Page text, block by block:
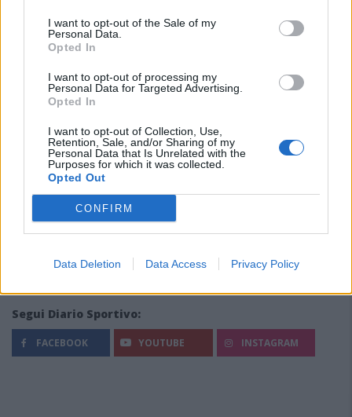
I want to opt-out of the Sale of my
Personal Data.
Opted In
I want to opt-out of processing my
Personal Data for Targeted Advertising.
Opted In
I want to opt-out of Collection, Use,
Retention, Sale, and/or Sharing of my
Personal Data that Is Unrelated with the
Purposes for which it was collected.
Opted Out
CONFIRM
Data Deletion Data Access Privacy Policy
Segui Diario Sportivo:
FACEBOOK YOUTUBE INSTAGRAM